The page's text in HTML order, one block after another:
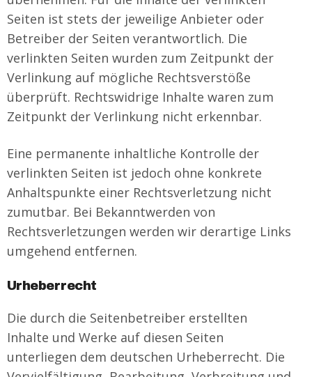
Seiten ist stets der jeweilige Anbieter oder
Betreiber der Seiten verantwortlich. Die
verlinkten Seiten wurden zum Zeitpunkt der
Verlinkung auf mögliche Rechtsverstöße
überprüft. Rechtswidrige Inhalte waren zum
Zeitpunkt der Verlinkung nicht erkennbar.
Eine permanente inhaltliche Kontrolle der
verlinkten Seiten ist jedoch ohne konkrete
Anhaltspunkte einer Rechtsverletzung nicht
zumutbar. Bei Bekanntwerden von
Rechtsverletzungen werden wir derartige Links
umgehend entfernen.
Urheberrecht
Die durch die Seitenbetreiber erstellten
Inhalte und Werke auf diesen Seiten
unterliegen dem deutschen Urheberrecht. Die